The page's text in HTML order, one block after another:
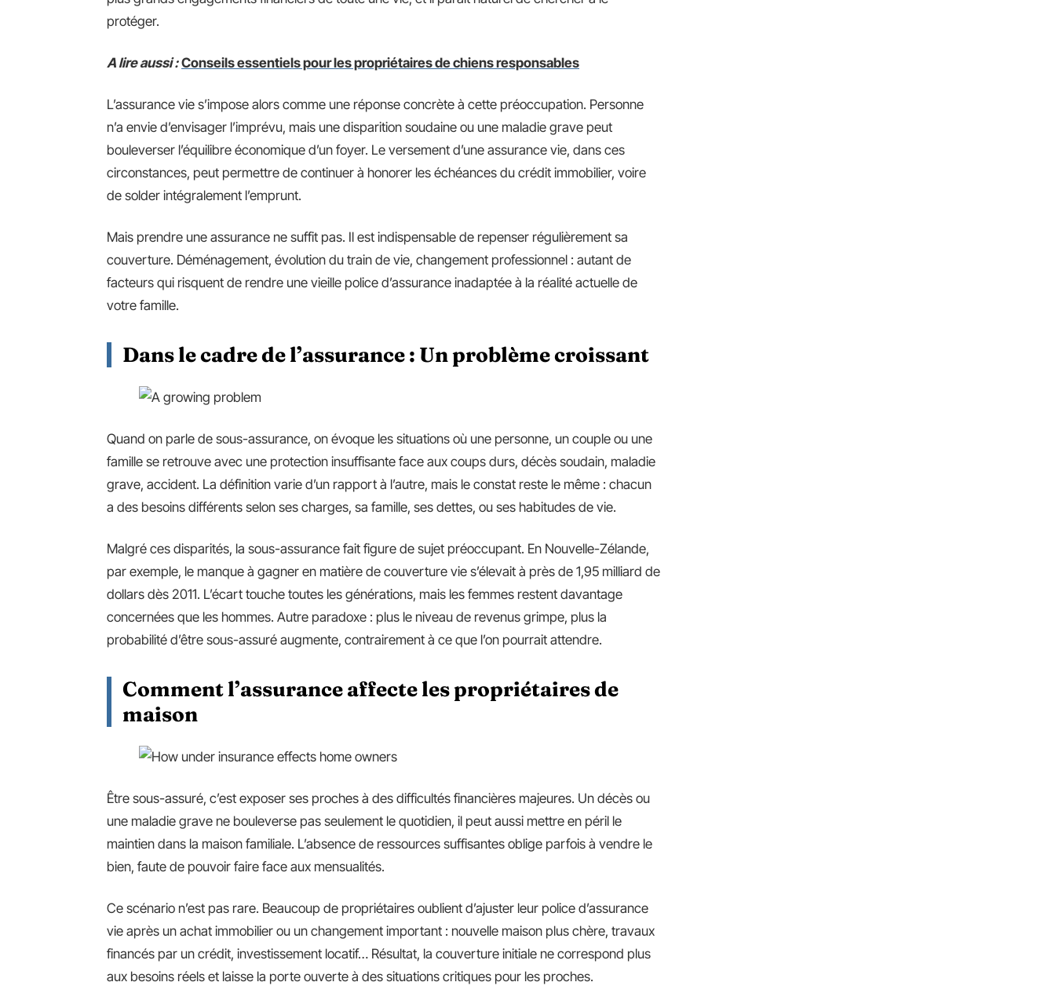
protéger.
A lire aussi : Conseils essentiels pour les propriétaires de chiens responsables
L’assurance vie s’impose alors comme une réponse concrète à cette préoccupation. Personne
n’a envie d’envisager l’imprévu, mais une disparition soudaine ou une maladie grave peut
bouleverser l’équilibre économique d’un foyer. Le versement d’une assurance vie, dans ces
circonstances, peut permettre de continuer à honorer les échéances du crédit immobilier, voire
de solder intégralement l’emprunt.
Mais prendre une assurance ne suffit pas. Il est indispensable de repenser régulièrement sa
couverture. Déménagement, évolution du train de vie, changement professionnel : autant de
facteurs qui risquent de rendre une vieille police d’assurance inadaptée à la réalité actuelle de
votre famille.
Dans le cadre de l’assurance: Un problème croissant
Quand on parle de sous-assurance, on évoque les situations où une personne, un couple ou une
famille se retrouve avec une protection insuffisante face aux coups durs, décès soudain, maladie
grave, accident. La définition varie d’un rapport à l’autre, mais le constat reste le même : chacun
a des besoins différents selon ses charges, sa famille, ses dettes, ou ses habitudes de vie.
Malgré ces disparités, la sous-assurance fait figure de sujet préoccupant. En Nouvelle-Zélande,
par exemple, le manque à gagner en matière de couverture vie s’élevait à près de 1,95 milliard de
dollars dès 2011. L’écart touche toutes les générations, mais les femmes restent davantage
concernées que les hommes. Autre paradoxe : plus le niveau de revenus grimpe, plus la
probabilité d’être sous-assuré augmente, contrairement à ce que l’on pourrait attendre.
Comment l’assurance affecte les propriétaires de
maison
Être sous-assuré, c’est exposer ses proches à des difficultés financières majeures. Un décès ou
une maladie grave ne bouleverse pas seulement le quotidien, il peut aussi mettre en péril le
maintien dans la maison familiale. L’absence de ressources suffisantes oblige parfois à vendre le
bien, faute de pouvoir faire face aux mensualités.
Ce scénario n’est pas rare. Beaucoup de propriétaires oublient d’ajuster leur police d’assurance
vie après un achat immobilier ou un changement important : nouvelle maison plus chère, travaux
financés par un crédit, investissement locatif… Résultat, la couverture initiale ne correspond plus
aux besoins réels et laisse la porte ouverte à des situations critiques pour les proches.